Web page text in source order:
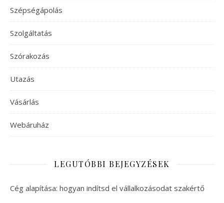
Szépségápolás
Szolgáltatás
Szórakozás
Utazás
Vásárlás
Webáruház
LEGUTÓBBI BEJEGYZÉSEK
Cég alapítása: hogyan indítsd el vállalkozásodat szakértő